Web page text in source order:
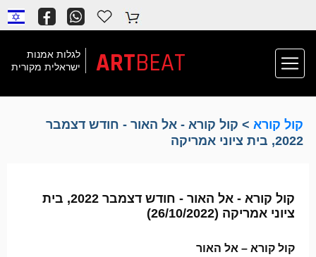
לגלות אמנות
ישראלית מקורית
ARTBEAT
קול קורא> קול קורא - אל האור - חודש דצמבר
2022, בית ציוני אמריקה
קול קורא - אל האור - חודש דצמבר 2022, בית
ציוני אמריקה (26/10/2022)
קול קורא – אל האור